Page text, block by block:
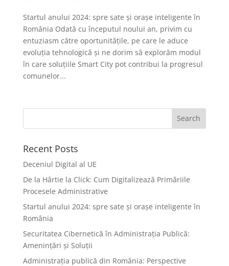
Startul anului 2024: spre sate și orașe inteligente în
România Odată cu începutul noului an, privim cu
entuziasm către oportunitățile, pe care le aduce
evoluția tehnologică și ne dorim să explorăm modul
în care soluțiile Smart City pot contribui la progresul
comunelor...
Recent Posts
Deceniul Digital al UE
De la Hârtie la Click: Cum Digitalizează Primăriile
Procesele Administrative
Startul anului 2024: spre sate și orașe inteligente în
România
Securitatea Cibernetică în Administrația Publică:
Amenințări și Soluții
Administrația publică din România: Perspective